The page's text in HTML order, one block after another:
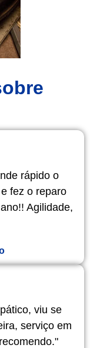
rápido o
fez o reparo
Agilidade,
viu se
serviço em